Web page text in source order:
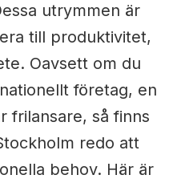
utrymmen är
till produktivitet,
Oavsett om du
företag, en
frilansare, så finns
redo att
behov. Här är